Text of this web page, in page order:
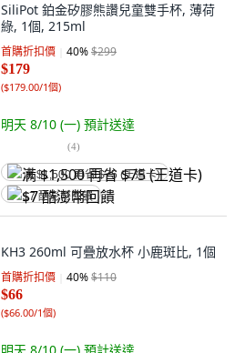
SiliPot 鉑金矽膠熊讚兒童雙手杯, 薄荷
綠, 1個, 215ml
首購折扣價 40%$299
$179
($179.00/1個)
明天 8/10 (一) 預計送達
(4)
满 $1,500 再省 $75 (王道卡)
$7 酷澎幣回饋
KH3 260ml 可疊放水杯 小鹿斑比, 1個
首購折扣價 40%$110
$66
($66.00/1個)